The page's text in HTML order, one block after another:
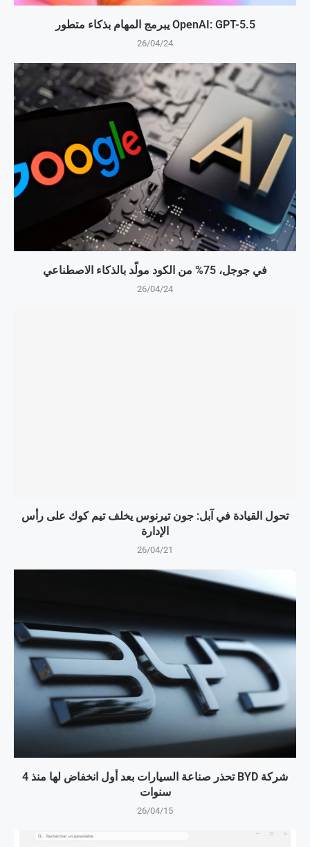
OpenAI: GPT-5.5 يبرمج المهام بذكاء متطور
26/04/24
في جوجل، 75% من الكود مولّد بالذكاء الاصطناعي
26/04/24
تحول القيادة في آبل: جون تيرنوس يخلف تيم كوك على رأس
الإدارة
26/04/21
شركة BYD تحذر صناعة السيارات بعد أول انخفاض لها منذ 4
سنوات
26/04/15